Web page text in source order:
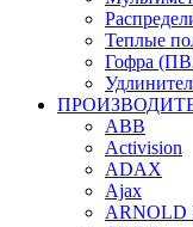
Теплые
Гофра
ABB
Activision
ADAX
Ajax
ARNOLD